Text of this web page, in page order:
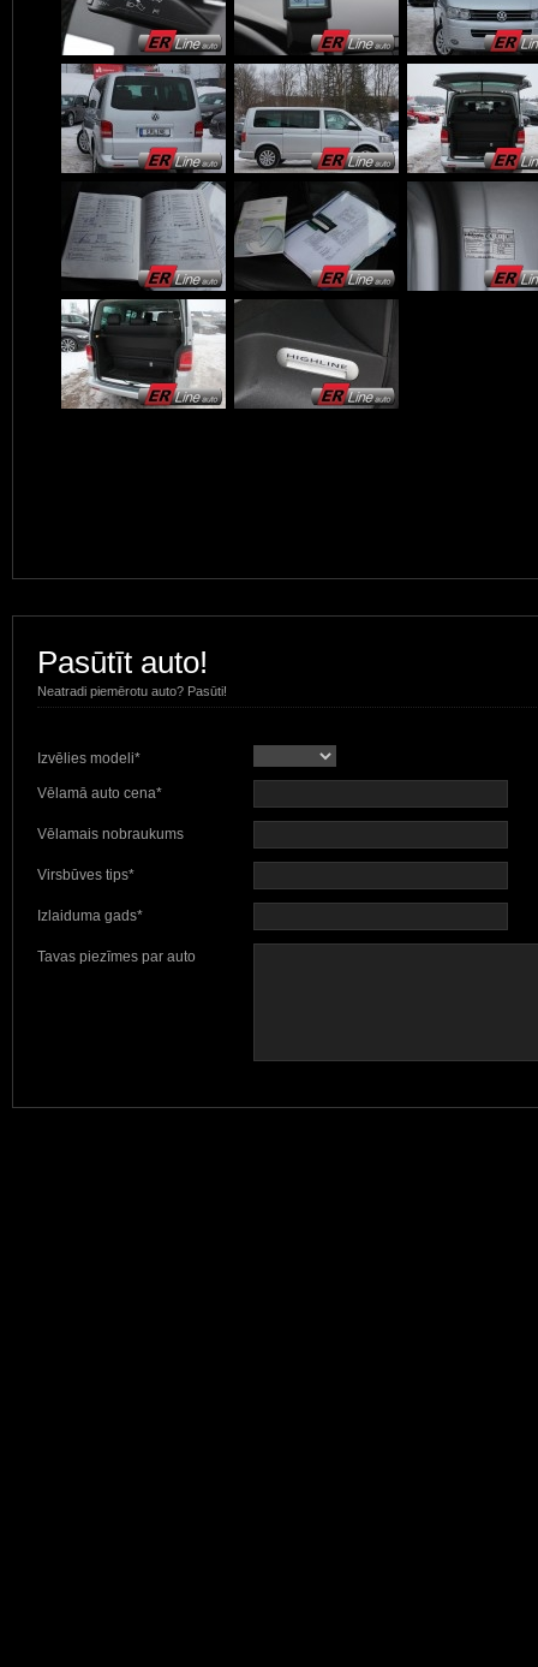
Pasūtīt auto!
Neatradi piemērotu auto? Pasūti!
Izvēlies modeli*
Vēlamā auto cena*
Vēlamais nobraukums
Virsbūves tips*
Izlaiduma gads*
Tavas piezīmes par auto